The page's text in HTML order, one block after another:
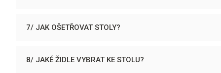
7/ JAK OŠETŘOVAT STOLY?
8/ JAKÉ ŽIDLE VYBRAT KE STOLU?